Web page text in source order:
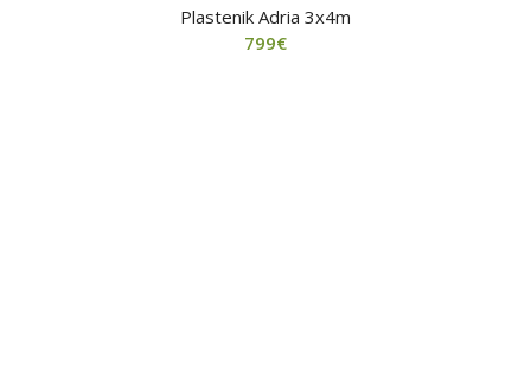
Plastenik Adria 3x4m
799€